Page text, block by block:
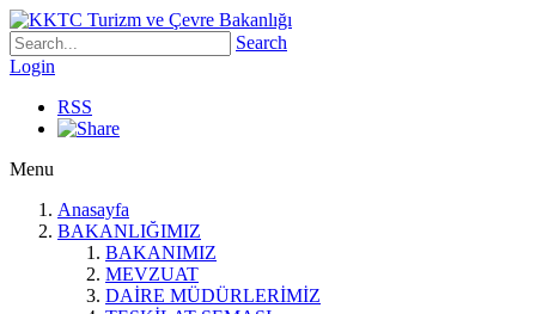
Search
Login
RSS
Menu
Anasayfa
BAKANLIĞIMIZ
BAKANIMIZ
MEVZUAT
DAİRE MÜDÜRLERİMİZ